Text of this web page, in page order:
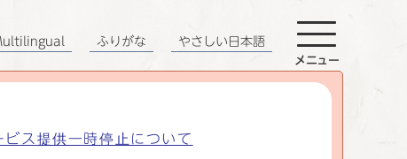
ス提供一時停止について
ふりがな やさしい日本語
メニュー